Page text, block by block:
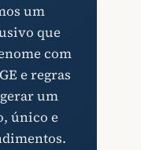
um
que
com
e regras
um
único e